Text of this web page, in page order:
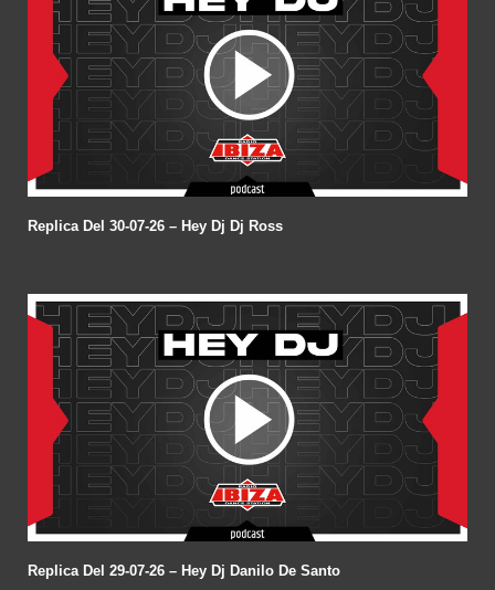
Replica Del 30-07-26 – Hey Dj Dj Ross
Replica Del 29-07-26 – Hey Dj Danilo De Santo